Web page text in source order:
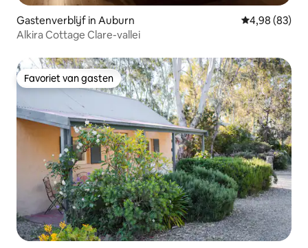
Gastenverblijf in Auburn Gemiddelde
4,98 (83)
Alkira Cottage Clare-vallei
Favoriet van gasten
Favoriet van gasten